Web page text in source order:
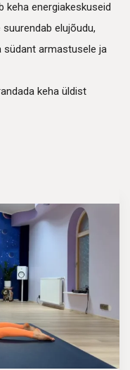
keha energiakeskuseid
elujõudu,
südant armastusele ja
keha üldist